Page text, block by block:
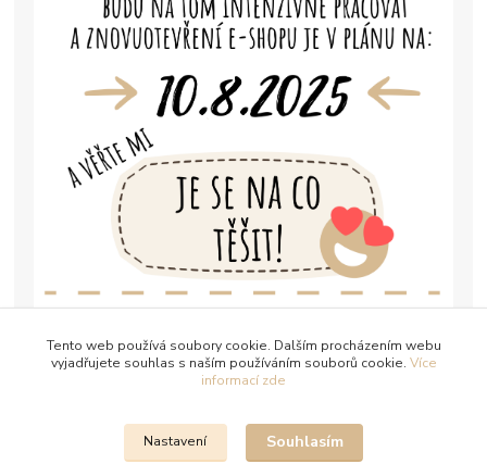
Tento web používá soubory cookie. Dalším procházením webu
vyjadřujete souhlas s naším používáním souborů cookie. Více
informací zde
Nastavení Souhlasím